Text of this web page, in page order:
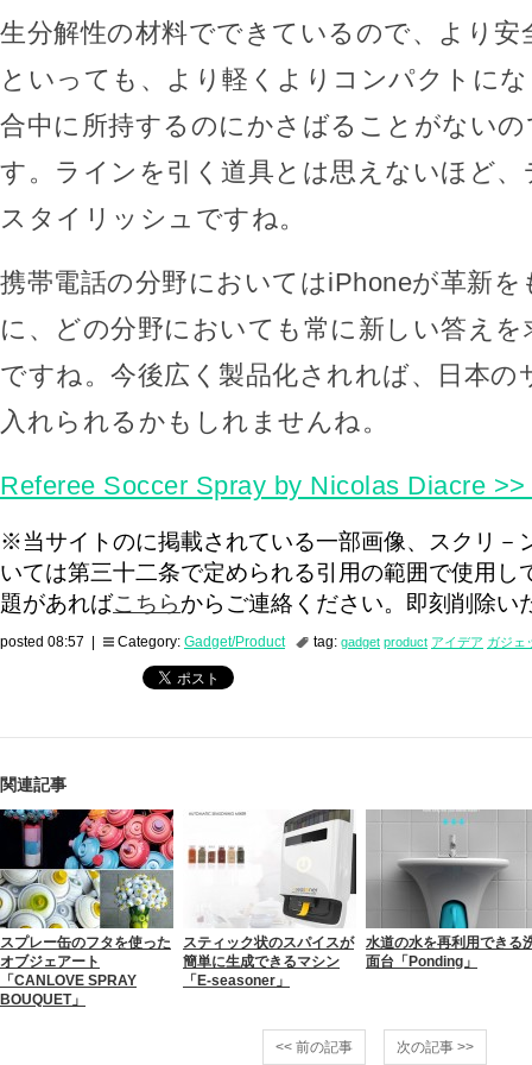
生分解性の材料でできているので、より
といっても、より軽くよりコンパクトに
合中に所持するのにかさばることがない
す。ラインを引く道具とは思えないほど
スタイリッシュですね。
携帯電話の分野においてはiPhoneが革新
に、どの分野においても常に新しい答え
ですね。今後広く製品化されれば、日本の
入れられるかもしれませんね。
Referee Soccer Spray by Nicolas Diacre
※当サイトのに掲載されている一部画像、スクリ－
いては第三十二条で定められる引用の範囲で使用し
題があればこちらからご連絡ください。即刻削除い
posted 08:57 | Category: Gadget/Product tag: gadget product アイデア ガジェ
関連記事
スプレー缶のフタを使った
オブジェアート
「CANLOVE SPRAY
BOUQUET」
スティック状のスパイスが
簡単に生成できるマシン
「E-seasoner」
水道の水を再利用できる
面台「Ponding」
<< 前の記事 次の記事 >>